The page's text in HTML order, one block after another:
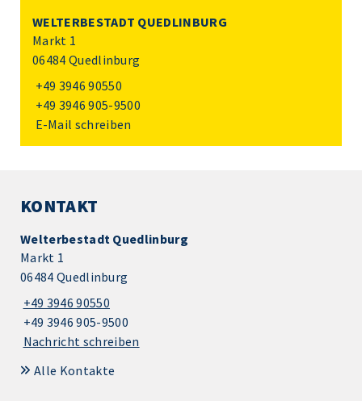
WELTERBESTADT QUEDLINBURG
Markt 1
06484 Quedlinburg
+49 3946 90550
+49 3946 905-9500
E-Mail schreiben
KONTAKT
Welterbestadt Quedlinburg
Markt 1
06484 Quedlinburg
+49 3946 90550
+49 3946 905-9500
Nachricht schreiben
Alle Kontakte